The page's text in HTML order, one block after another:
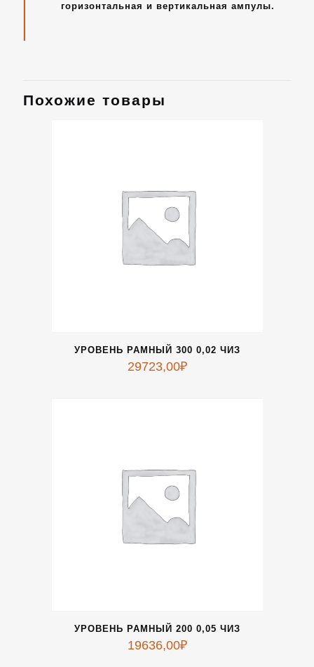
горизонтальная и вертикальная ампулы.
Похожие товары
УРОВЕНЬ РАМНЫЙ 300 0,02 ЧИЗ
29723,00₽
УРОВЕНЬ РАМНЫЙ 200 0,05 ЧИЗ
19636,00₽